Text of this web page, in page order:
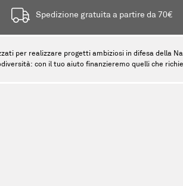
Spedizione gratuita a partire da 70€
per realizzare progetti ambiziosi in difesa della
con il tuo aiuto finanzieremo quelli che